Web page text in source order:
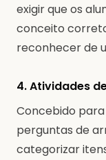
exigir que os
conceito
reconhecer de
4. Atividades
Concebido
perguntas de
categorizar